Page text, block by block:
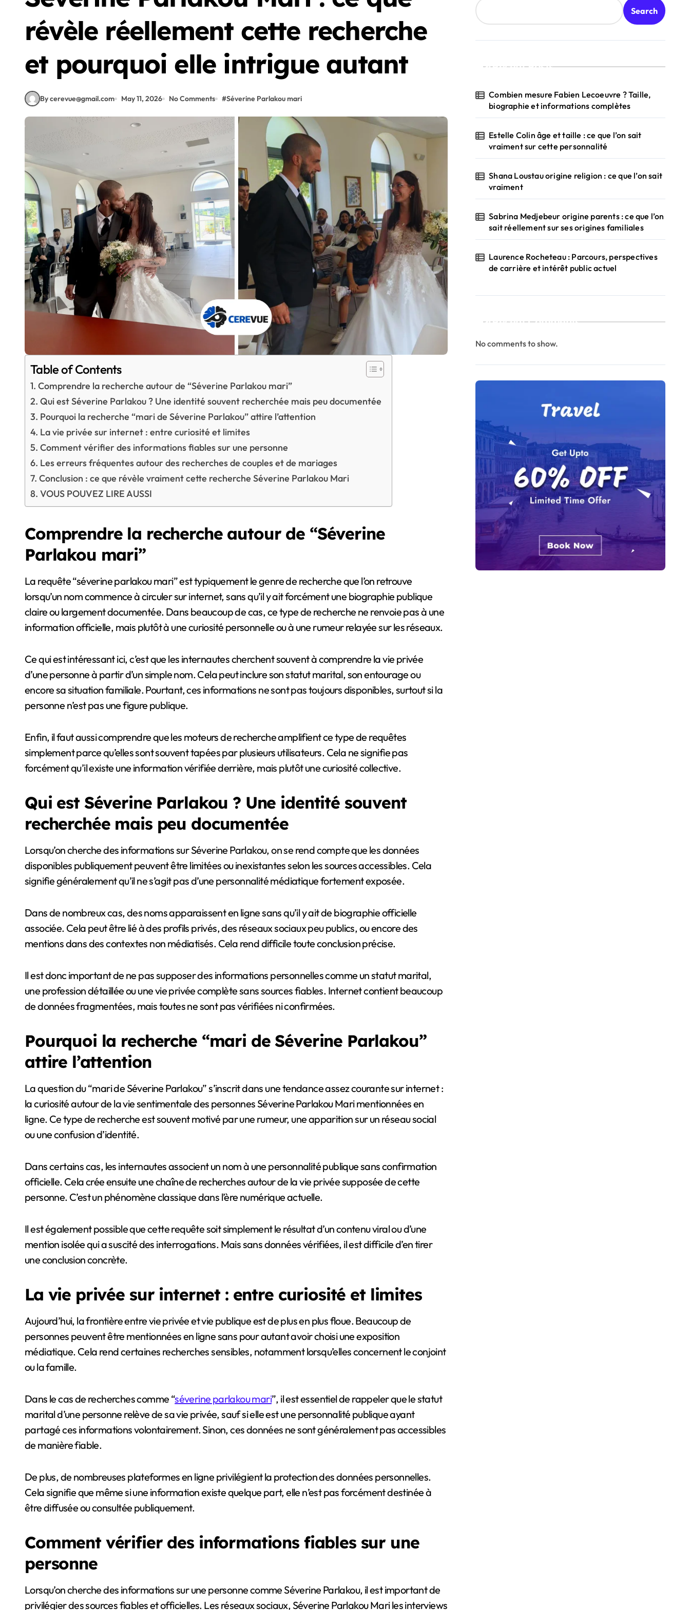
révèle réellement cette recherche
et pourquoi elle intrigue autant
By cerevue@gmail.com May 11, 2026 No Comments #Séverine Parlakou mari
Table of Contents
Comprendre la recherche autour de “Séverine Parlakou mari”
Qui est Séverine Parlakou ? Une identité souvent recherchée mais peu documentée
Pourquoi la recherche “mari de Séverine Parlakou” attire l’attention
La vie privée sur internet : entre curiosité et limites
Comment vérifier des informations fiables sur une personne
Les erreurs fréquentes autour des recherches de couples et de mariages
Conclusion : ce que révèle vraiment cette recherche Séverine Parlakou Mari
VOUS POUVEZ LIRE AUSSI
Comprendre la recherche autour de “Séverine
Parlakou mari”
La requête “séverine parlakou mari” est typiquement le genre de recherche que l’on retrouve
lorsqu’un nom commence à circuler sur internet, sans qu’il y ait forcément une biographie publique
claire ou largement documentée. Dans beaucoup de cas, ce type de recherche ne renvoie pas à une
information officielle, mais plutôt à une curiosité personnelle ou à une rumeur relayée sur les réseaux.
Ce qui est intéressant ici, c’est que les internautes cherchent souvent à comprendre la vie privée
d’une personne à partir d’un simple nom. Cela peut inclure son statut marital, son entourage ou
encore sa situation familiale. Pourtant, ces informations ne sont pas toujours disponibles, surtout si la
personne n’est pas une figure publique.
Enfin, il faut aussi comprendre que les moteurs de recherche amplifient ce type de requêtes
simplement parce qu’elles sont souvent tapées par plusieurs utilisateurs. Cela ne signifie pas
forcément qu’il existe une information vérifiée derrière, mais plutôt une curiosité collective.
Qui est Séverine Parlakou ? Une identité souvent
recherchée mais peu documentée
Lorsqu’on cherche des informations sur Séverine Parlakou, on se rend compte que les données
disponibles publiquement peuvent être limitées ou inexistantes selon les sources accessibles. Cela
signifie généralement qu’il ne s’agit pas d’une personnalité médiatique fortement exposée.
Dans de nombreux cas, des noms apparaissent en ligne sans qu’il y ait de biographie officielle
associée. Cela peut être lié à des profils privés, des réseaux sociaux peu publics, ou encore des
mentions dans des contextes non médiatisés. Cela rend difficile toute conclusion précise.
Il est donc important de ne pas supposer des informations personnelles comme un statut marital,
une profession détaillée ou une vie privée complète sans sources fiables. Internet contient beaucoup
de données fragmentées, mais toutes ne sont pas vérifiées ni confirmées.
Pourquoi la recherche “mari de Séverine Parlakou”
attire l’attention
La question du “mari de Séverine Parlakou” s’inscrit dans une tendance assez courante sur internet :
la curiosité autour de la vie sentimentale des personnes Séverine Parlakou Mari mentionnées en
ligne. Ce type de recherche est souvent motivé par une rumeur, une apparition sur un réseau social
ou une confusion d’identité.
Dans certains cas, les internautes associent un nom à une personnalité publique sans confirmation
officielle. Cela crée ensuite une chaîne de recherches autour de la vie privée supposée de cette
personne. C’est un phénomène classique dans l’ère numérique actuelle.
Il est également possible que cette requête soit simplement le résultat d’un contenu viral ou d’une
mention isolée qui a suscité des interrogations. Mais sans données vérifiées, il est difficile d’en tirer
une conclusion concrète.
La vie privée sur internet : entre curiosité et limites
Aujourd’hui, la frontière entre vie privée et vie publique est de plus en plus floue. Beaucoup de
personnes peuvent être mentionnées en ligne sans pour autant avoir choisi une exposition
médiatique. Cela rend certaines recherches sensibles, notamment lorsqu’elles concernent le conjoint
ou la famille.
Dans le cas de recherches comme “séverine parlakou mari”, il est essentiel de rappeler que le statut
marital d’une personne relève de sa vie privée, sauf si elle est une personnalité publique ayant
partagé ces informations volontairement. Sinon, ces données ne sont généralement pas accessibles
de manière fiable.
De plus, de nombreuses plateformes en ligne privilégient la protection des données personnelles.
Cela signifie que même si une information existe quelque part, elle n’est pas forcément destinée à
être diffusée ou consultée publiquement.
Comment vérifier des informations fiables sur une
personne
Lorsqu’on cherche des informations sur une personne comme Séverine Parlakou, il est important de
privilégier des sources fiables et officielles. Les réseaux sociaux, Séverine Parlakou Mari les interviews
Search
Recent Posts
Combien mesure Fabien Lecoeuvre ? Taille,
biographie et informations complètes
Estelle Colin âge et taille : ce que l’on sait
vraiment sur cette personnalité
Shana Loustau origine religion : ce que l’on sait
vraiment
Sabrina Medjebeur origine parents : ce que l’on
sait réellement sur ses origines familiales
Laurence Rocheteau : Parcours, perspectives
de carrière et intérêt public actuel
Recent Comments
No comments to show.